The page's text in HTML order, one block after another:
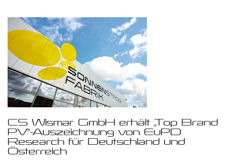
CS Wismar GmbH erhält „Top Brand
PV“-Auszeichnung von EuPD
Research für Deutschland und
Österreich